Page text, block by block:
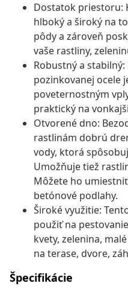
Dostatok priestoru:
hlboký a široký na
pôdy a zároveň
vaše rastliny,
Robustný a
pozinkovanej ocele
poveternostným
praktický na
Otvorené dno:
rastlinám dobrú
vody, ktorá
Umožňuje tiež
Môžete ho
betónové podlahy.
Široké využitie:
použiť na
kvety, zelenina,
na terase, dvore,
Špecifikácie